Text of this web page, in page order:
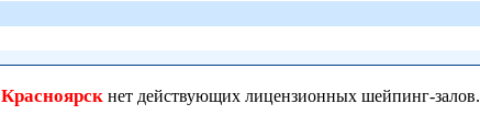
Красноярск нет действующих лицензионных шейпинг-залов.